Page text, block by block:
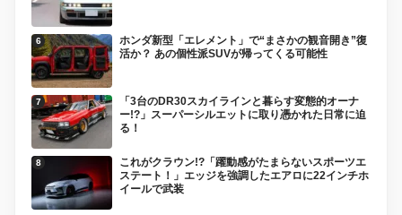
ホンダ新型「エレメント」で“まさかの観音開き”復
活か？ あの個性派SUVが帰ってくる可能性
「3台のDR30スカイラインと暮らす変態的オーナ
ー!?」スーパーシルエットに取り憑かれた日常に迫
る！
これがクラウン!?「躍動感がたまらないスポーツエ
ステート！」エッジを強調したエアロに22インチホ
イールで武装